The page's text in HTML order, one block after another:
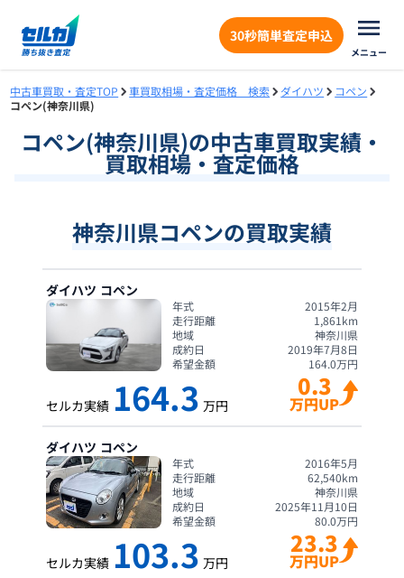
30秒簡単査定申込
メニュー
中古車買取・査定TOP 車買取相場・査定価格 検索 ダイハツ
コペン
コペン(神奈川県)
コペン(神奈川県)の中古車買取実績・
買取相場・査定価格
神奈川県コペンの買取実績
ダイハツ コペン
年式
2015年2月
走行距離
1,861 km
地域
神奈川県
成約日
2019年7月8日
希望金額
164.0万円
セルカ実績 164.3 万円
0.3
万円UP
ダイハツ コペン
年式
2016年5月
走行距離
62,540km
地域
神奈川県
成約日
2025年11月10日
希望金額
80.0万円
セルカ実績 103.3 万円
23.3
万円UP